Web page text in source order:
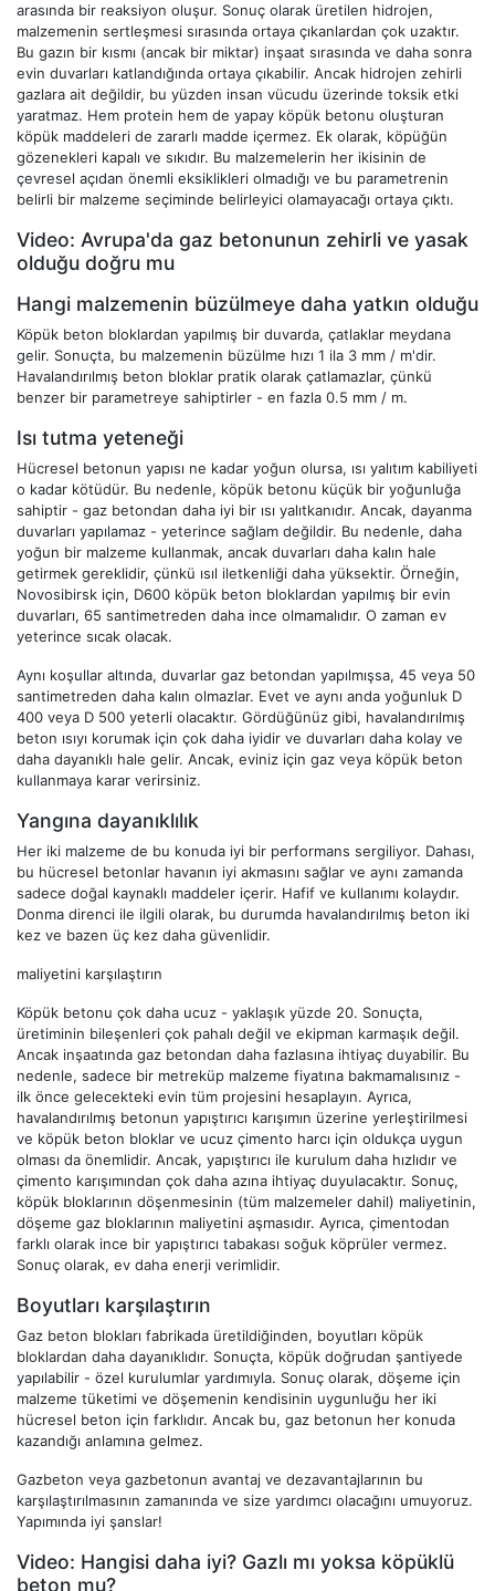
arasında bir reaksiyon oluşur. Sonuç olarak üretilen hidrojen,
malzemenin sertleşmesi sırasında ortaya çıkanlardan çok uzaktır.
Bu gazın bir kısmı (ancak bir miktar) inşaat sırasında ve daha sonra
evin duvarları katlandığında ortaya çıkabilir. Ancak hidrojen zehirli
gazlara ait değildir, bu yüzden insan vücudu üzerinde toksik etki
yaratmaz. Hem protein hem de yapay köpük betonu oluşturan
köpük maddeleri de zararlı madde içermez. Ek olarak, köpüğün
gözenekleri kapalı ve sıkıdır. Bu malzemelerin her ikisinin de
çevresel açıdan önemli eksiklikleri olmadığı ve bu parametrenin
belirli bir malzeme seçiminde belirleyici olamayacağı ortaya çıktı.
Video: Avrupa'da gaz betonunun zehirli ve yasak
olduğu doğru mu
Hangi malzemenin büzülmeye daha yatkın olduğu
Köpük beton bloklardan yapılmış bir duvarda, çatlaklar meydana
gelir. Sonuçta, bu malzemenin büzülme hızı 1 ila 3 mm / m'dir.
Havalandırılmış beton bloklar pratik olarak çatlamazlar, çünkü
benzer bir parametreye sahiptirler - en fazla 0.5 mm / m.
Isı tutma yeteneği
Hücresel betonun yapısı ne kadar yoğun olursa, ısı yalıtım kabiliyeti
o kadar kötüdür. Bu nedenle, köpük betonu küçük bir yoğunluğa
sahiptir - gaz betondan daha iyi bir ısı yalıtkanıdır. Ancak, dayanma
duvarları yapılamaz - yeterince sağlam değildir. Bu nedenle, daha
yoğun bir malzeme kullanmak, ancak duvarları daha kalın hale
getirmek gereklidir, çünkü ısıl iletkenliği daha yüksektir. Örneğin,
Novosibirsk için, D600 köpük beton bloklardan yapılmış bir evin
duvarları, 65 santimetreden daha ince olmamalıdır. O zaman ev
yeterince sıcak olacak.
Aynı koşullar altında, duvarlar gaz betondan yapılmışsa, 45 veya 50
santimetreden daha kalın olmazlar. Evet ve aynı anda yoğunluk D
400 veya D 500 yeterli olacaktır. Gördüğünüz gibi, havalandırılmış
beton ısıyı korumak için çok daha iyidir ve duvarları daha kolay ve
daha dayanıklı hale gelir. Ancak, eviniz için gaz veya köpük beton
kullanmaya karar verirsiniz.
Yangına dayanıklılık
Her iki malzeme de bu konuda iyi bir performans sergiliyor. Dahası,
bu hücresel betonlar havanın iyi akmasını sağlar ve aynı zamanda
sadece doğal kaynaklı maddeler içerir. Hafif ve kullanımı kolaydır.
Donma direnci ile ilgili olarak, bu durumda havalandırılmış beton iki
kez ve bazen üç kez daha güvenlidir.
maliyetini karşılaştırın
Köpük betonu çok daha ucuz - yaklaşık yüzde 20. Sonuçta,
üretiminin bileşenleri çok pahalı değil ve ekipman karmaşık değil.
Ancak inşaatında gaz betondan daha fazlasına ihtiyaç duyabilir. Bu
nedenle, sadece bir metreküp malzeme fiyatına bakmamalısınız -
ilk önce gelecekteki evin tüm projesini hesaplayın. Ayrıca,
havalandırılmış betonun yapıştırıcı karışımın üzerine yerleştirilmesi
ve köpük beton bloklar ve ucuz çimento harcı için oldukça uygun
olması da önemlidir. Ancak, yapıştırıcı ile kurulum daha hızlıdır ve
çimento karışımından çok daha azına ihtiyaç duyulacaktır. Sonuç,
köpük bloklarının döşenmesinin (tüm malzemeler dahil) maliyetinin,
döşeme gaz bloklarının maliyetini aşmasıdır. Ayrıca, çimentodan
farklı olarak ince bir yapıştırıcı tabakası soğuk köprüler vermez.
Sonuç olarak, ev daha enerji verimlidir.
Boyutları karşılaştırın
Gaz beton blokları fabrikada üretildiğinden, boyutları köpük
bloklardan daha dayanıklıdır. Sonuçta, köpük doğrudan şantiyede
yapılabilir - özel kurulumlar yardımıyla. Sonuç olarak, döşeme için
malzeme tüketimi ve döşemenin kendisinin uygunluğu her iki
hücresel beton için farklıdır. Ancak bu, gaz betonun her konuda
kazandığı anlamına gelmez.
Gazbeton veya gazbetonun avantaj ve dezavantajlarının bu
karşılaştırılmasının zamanında ve size yardımcı olacağını umuyoruz.
Yapımında iyi şanslar!
Video: Hangisi daha iyi? Gazlı mı yoksa köpüklü
beton mu?